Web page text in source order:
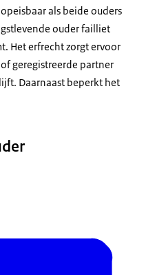
als beide ouders
ouder failliet
Het erfrecht zorgt ervoor
geregistreerde partner
Daarnaast beperkt het